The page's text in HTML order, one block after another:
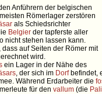
Anführern der belgischen
Römerlager zerstören
als Schiedsrichter
Belgier der tapferste aller
nicht stehen lassen kann.
auf Seiten der Römer mit
wird.
ein Lager in der Nähe des
, der sich im Dorfbefindet,
Während Erdarbeiter die
für den vallum (die